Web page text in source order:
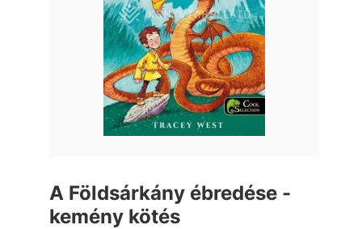
A Földsárkány ébredése -
kemény kötés